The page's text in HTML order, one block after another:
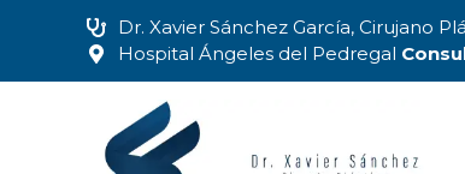
Dr. Xavier Sánchez García, Cirujano
Hospital Ángeles del Pedregal